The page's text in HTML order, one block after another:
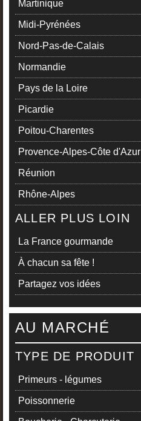
Martinique
Midi-Pyrénées
Nord-Pas-de-Calais
Normandie
Pays de la Loire
Picardie
Poitou-Charentes
Provence-Alpes-Côte d'Azur
Réunion
Rhône-Alpes
ALLER PLUS LOIN
La France gourmande
À chacun sa fête !
Partagez vos idées
AU MARCHÉ
TYPE DE PRODUIT
Primeurs - légumes
Poissonnerie